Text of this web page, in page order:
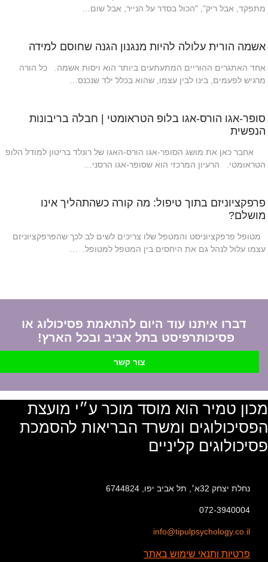
מתפקד, אבל ריק", "הכול בסדר על הנייר, אבל שום…
אשמה הורית עלולה להיות מנגנון הגנה שחוסם למידה
אחד האתגרים ההוריים המתעתעים ביותר הוא ויסות אשמה. כל הורה
מרגיש לפעמים, בינו לבין עצמו, שהוא בכלל ילד שנכנס…
סופר-אגו הורס-אגו בלופ הטראומטי | חבלה בריבונות
הנפשית
אחבר כאן את מושג הסופר-אגו הורס-האגו של רונלד בריטון למודל הלופ
הטראומטי. הרעיון המרכזי הוא שסופר-אגו הרסני…
פרפקציוניזם בתוך טיפול: מה קורה כשהתהליך אינו
מושלם?
מטופל פרפקציוניסט והמטפל שלו צריכים לשים לב לכך שהפרפקציוניזם
עצמו עלול לנהל גם את היחסים בין המטפל למטופל. …
דברו איתנו עוד היום להתאמת פסיכולוג או
פסיכותרפיסט בתל אביב ובכל הארץ!
צור קשר
מכון טמיר הוא מוסד מוכר ע״י מועצת
הפסיכולוגים ומשרד הבריאות להסמכת
פסיכולוגים קליניים
נחלת יצחק 32א׳, תל אביב יפו, 6744824
072-3940004
info@tipulpsychology.co.il
פרטיות ותנאי שימוש באתר